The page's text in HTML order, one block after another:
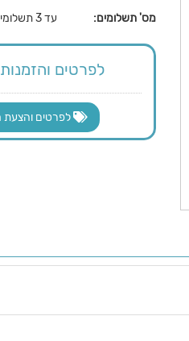
מס' תשלומים:
עד 3 תשלומים
לפרטים
לפרטים והצעת